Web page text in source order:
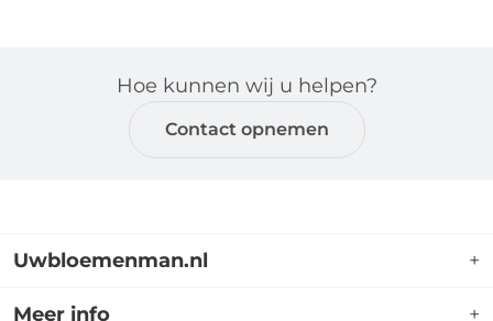
Hoe kunnen wij u helpen?
Contact opnemen
Uwbloemenman.nl +
Uwbloemenman.nl is dé webshop waar u terecht
Meer info +